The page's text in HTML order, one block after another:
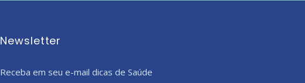
Newsletter
Receba em seu e-mail dicas de Saúde